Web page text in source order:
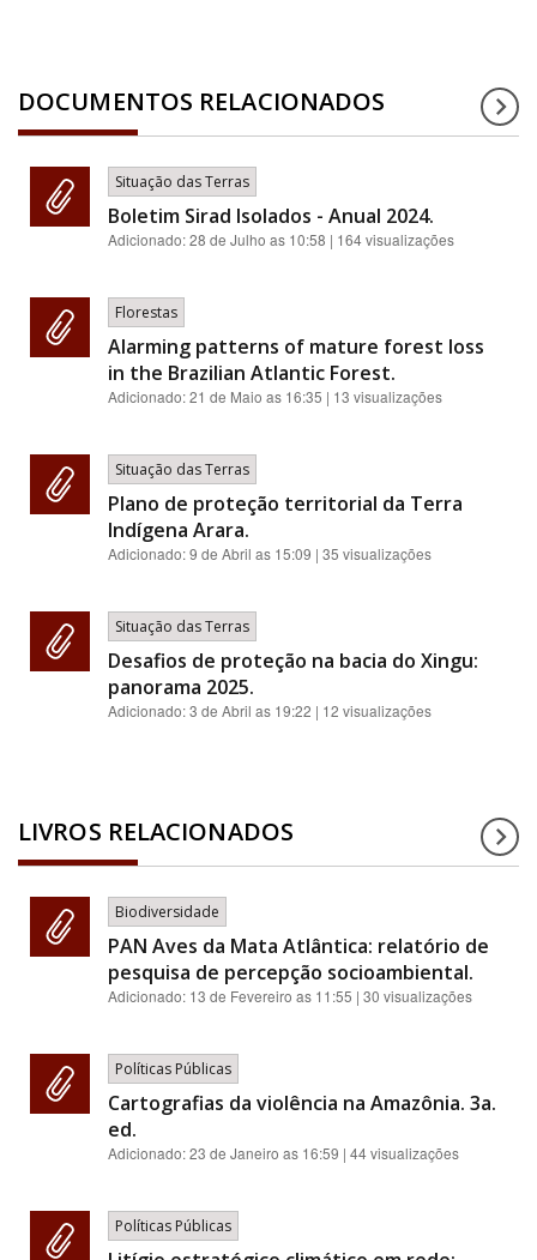
DOCUMENTOS RELACIONADOS
Situação das Terras
Boletim Sirad Isolados - Anual 2024.
Adicionado:28 de Julho as 10:58 | 164 visualizações
Florestas
Alarming patterns of mature forest loss
in the Brazilian Atlantic Forest.
Adicionado:21 de Maio as 16:35 | 13 visualizações
Situação das Terras
Plano de proteção territorial da Terra
Indígena Arara.
Adicionado:9 de Abril as 15:09 | 35 visualizações
Situação das Terras
Desafios de proteção na bacia do Xingu:
panorama 2025.
Adicionado:3 de Abril as 19:22 | 12 visualizações
LIVROS RELACIONADOS
Biodiversidade
PAN Aves da Mata Atlântica: relatório de
pesquisa de percepção socioambiental.
Adicionado: 13 de Fevereiro as 11:55 | 30 visualizações
Políticas Públicas
Cartografias da violência na Amazônia. 3a.
ed.
Adicionado:23 de Janeiro as 16:59 | 44 visualizações
Políticas Públicas